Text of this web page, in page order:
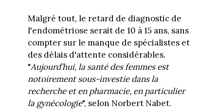
Malgré tout, le retard de diagnostic de
l'endométriose serait de 10 à 15 ans, sans
compter sur le manque de spécialistes et
des délais d'attente considérables.
"Aujourd’hui, la santé des femmes est
notoirement sous-investie dans la
recherche et en pharmacie, en particulier
la gynécologie", selon Norbert Nabet.